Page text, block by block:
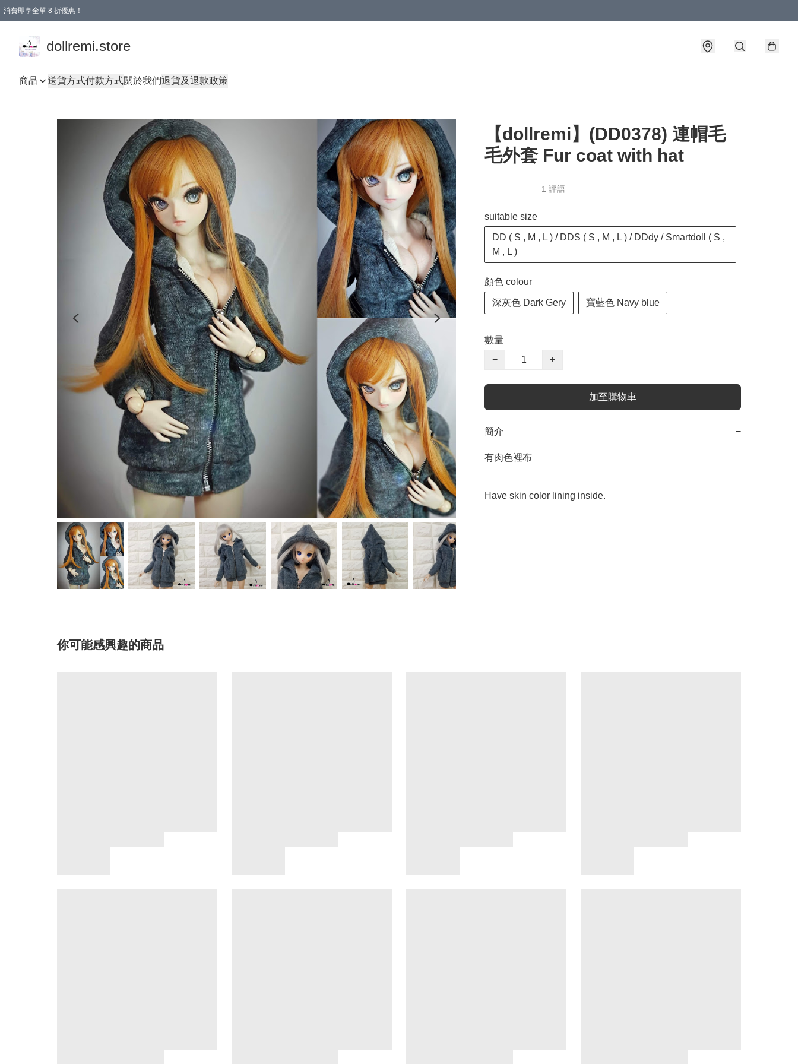
消費即享全單 8 折優惠！
dollremi.store
商品 送貨方式付款方式關於我們退貨及退款政策
【dollremi】(DD0378) 連帽毛
毛外套 Fur coat with hat
1 評語
suitable size
DD ( S , M , L ) / DDS ( S , M , L ) / DDdy / Smartdoll ( S ,
M , L )
顏色 colour
深灰色 Dark Gery 寶藍色 Navy blue
數量
−
+
加至購物車
簡介 −
有肉色裡布
Have skin color lining inside.
你可能感興趣的商品